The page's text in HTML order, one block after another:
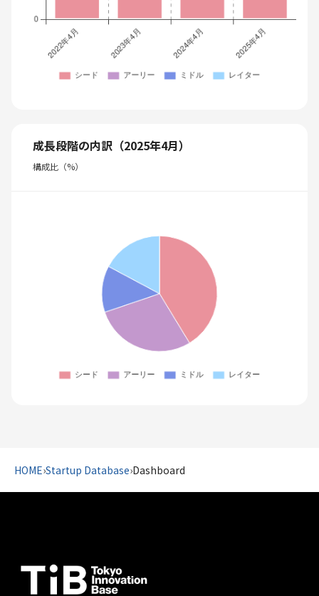
成長段階の内訳（2025年4月）
構成比（%）
HOME›Startup Database›Dashboard